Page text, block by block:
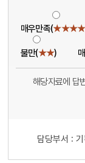
매우만족(
불만(★★)
해당자료에 답
담당부서 :